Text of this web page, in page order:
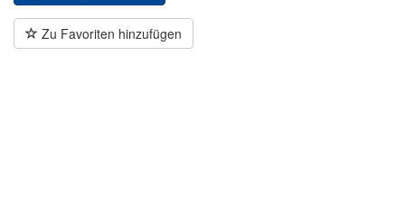
Zu Favoriten hinzufügen